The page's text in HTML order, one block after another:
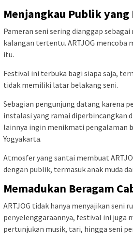
Menjangkau Publik yang
Pameran seni sering dianggap
kalangan tertentu. ARTJOG mencoba
itu.
Festival ini terbuka bagi siapa saja,
tidak memiliki latar belakang seni.
Sebagian pengunjung datang karena
instalasi yang ramai diperbincangkan
lainnya ingin menikmati pengalaman
Yogyakarta.
Atmosfer yang santai membuat
dengan publik, termasuk anak muda
Memadukan Beragam
ARTJOG tidak hanya menyajikan seni
penyelenggaraannya, festival ini juga
pertunjukan musik, tari, hingga seni